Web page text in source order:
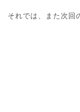
それでは、また次回